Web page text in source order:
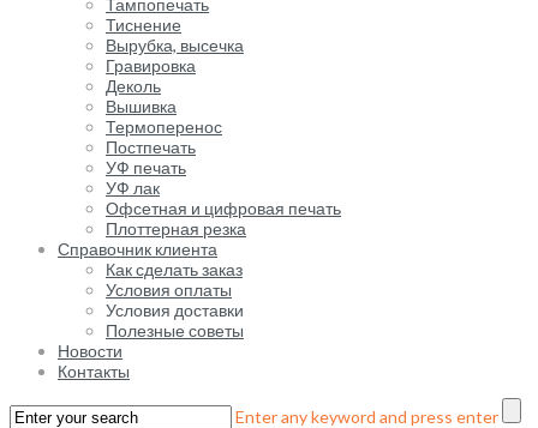
Тампопечать
Тиснение
Вырубка, высечка
Гравировка
Деколь
Вышивка
Термоперенос
Постпечать
УФ печать
УФ лак
Офсетная и цифровая печать
Плоттерная резка
Справочник клиента
Как сделать заказ
Условия оплаты
Условия доставки
Полезные советы
Новости
Контакты
Enter any keyword and press enter